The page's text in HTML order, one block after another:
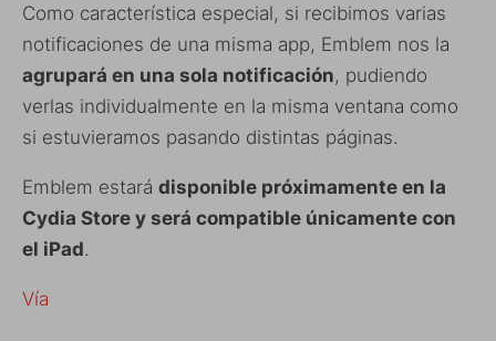
Como característica especial, si recibimos varias
notificaciones de una misma app, Emblem nos la
agrupará en una sola notificación, pudiendo
verlas individualmente en la misma ventana como
si estuvieramos pasando distintas páginas.
Emblem estará disponible próximamente en la
Cydia Store y será compatible únicamente con
el iPad.
Vía